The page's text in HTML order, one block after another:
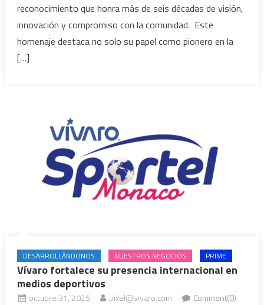
reconocimiento que honra más de seis décadas de visión,
innovación y compromiso con la comunidad. Este
homenaje destaca no solo su papel como pionero en la
[…]
DESARROLLÁNDONOS NUESTROS NEGOCIOS PRIME
Vívaro fortalece su presencia internacional en
medios deportivos
octubre 31, 2025 pixel@vivaro.com Comment(0)